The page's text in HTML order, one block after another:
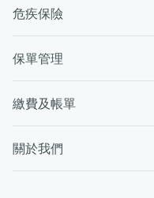
危疾保險
保單管理
繳費及帳單
關於我們